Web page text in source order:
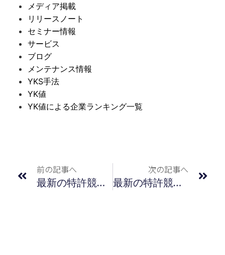
メディア掲載
リリースノート
セミナー情報
サービス
ブログ
メンテナンス情報
YKS手法
YK値
YK値による企業ランキング一覧
前の記事へ
最新の特許競争力指標（ＹＫ値）による企業ランキング／2025年12月度
次の記事へ
最新の特許競争力指標（ＹＫ値）による企業ランキング／2026年2月度